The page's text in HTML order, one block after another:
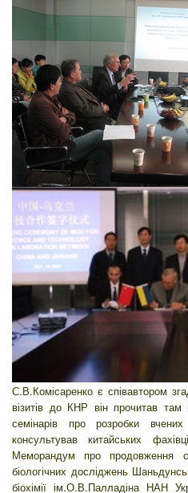
С.В.Комісаренко є співавтором
візитів до КНР він прочитав там
семінарів про розробки
консультував китайських
Меморандум про продовження
біологічних досліджень
біохімії ім.О.В.Палладіна НАН